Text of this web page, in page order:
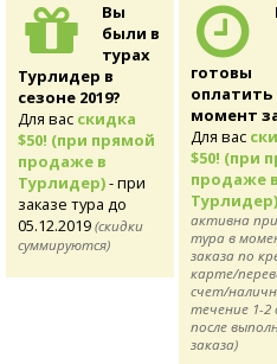
Вы
были в
турах
Турлидер в
сезоне 2019?
Для вас скидка
$50! (при прямой
продаже в
Турлидер)- при
заказе тура до
05.12.2019 (скидки
суммируются)
готовы
оплатить
момент
Для вас
$50! (при
продаже в
Турлидер)
активна
тура в
заказа по
карте/
счет/
течение 1-2
после
заказа)